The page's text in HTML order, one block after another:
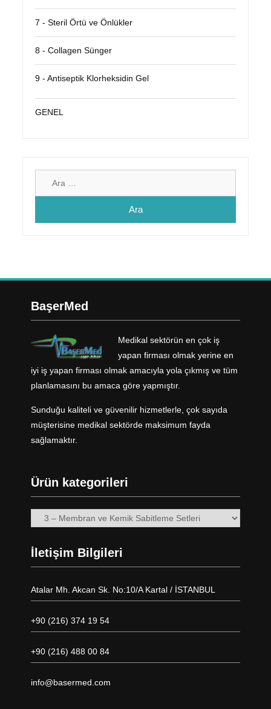
7 - Steril Örtü ve Önlükler
8 - Collagen Sünger
9 - Antiseptik Klorheksidin Gel
GENEL
BaşerMed
Medikal sektörün en çok iş
yapan firması olmak yerine en
iyi iş yapan firması olmak amacıyla yola çıkmış ve tüm
planlamasını bu amaca göre yapmıştır.
Sunduğu kaliteli ve güvenilir hizmetlerle, çok sayıda
müşterisine medikal sektörde maksimum fayda
sağlamaktır.
Ürün kategorileri
İletişim Bilgileri
Atalar Mh. Akcan Sk. No:10/A Kartal / İSTANBUL
+90 (216) 374 19 54
+90 (216) 488 00 84
info@basermed.com